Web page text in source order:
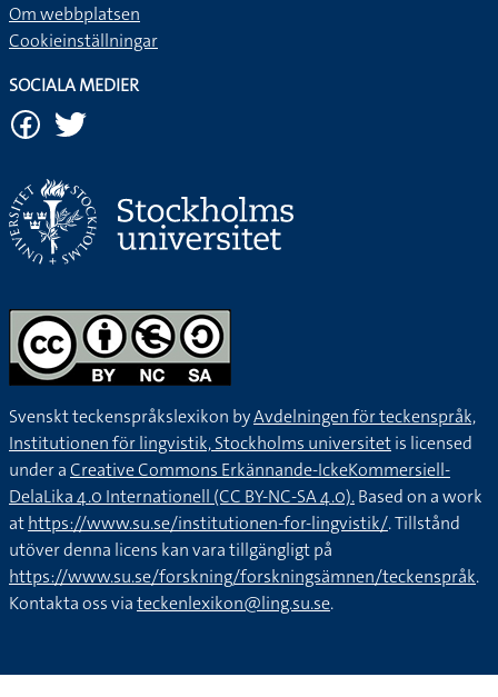
Om webbplatsen
Cookieinställningar
SOCIALA MEDIER
Svenskt teckenspråkslexikon byAvdelningen för teckenspråk,
Institutionen för lingvistik, Stockholms universitetis licensed
under aCreative Commons Erkännande-IckeKommersiell-
DelaLika 4.0 Internationell (CC BY-NC-SA 4.0).Based on a work
athttps://www.su.se/institutionen-for-lingvistik/. Tillstånd
utöver denna licens kan vara tillgängligt på
https://www.su.se/forskning/forskningsämnen/teckenspråk.
Kontakta oss viateckenlexikon@ling.su.se.